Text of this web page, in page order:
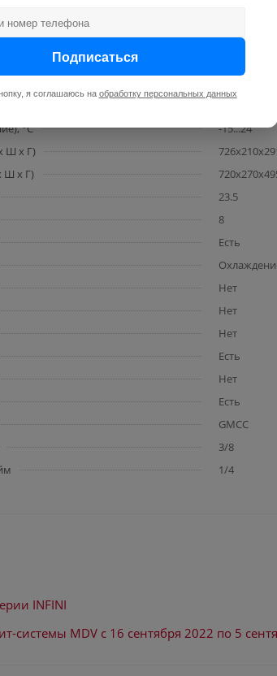
460
м
°C
-15...24
Ш x Г)
Ш x Г)
23.5
8
Есть
Нет
Нет
Нет
Есть
Нет
Есть
GMCC
3/8
1/4
INFINI
системы MDV с 16 сентября 2022 по 5
Подписаться
я соглашаюсь на обработку персональных данных